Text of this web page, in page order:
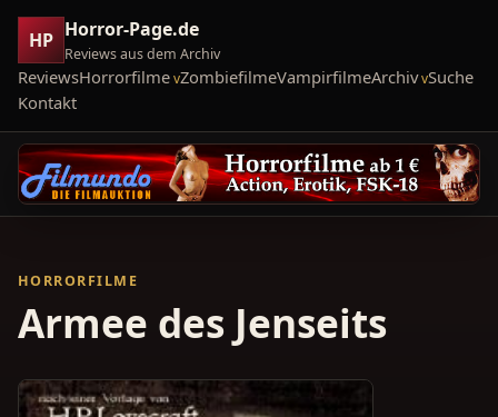
HP Horror-Page.de
Reviews aus dem Archiv
ReviewsHorrorfilme ZombiefilmeVampirfilmeArchiv Suche
Kontakt
HORRORFILME
Armee des Jenseits